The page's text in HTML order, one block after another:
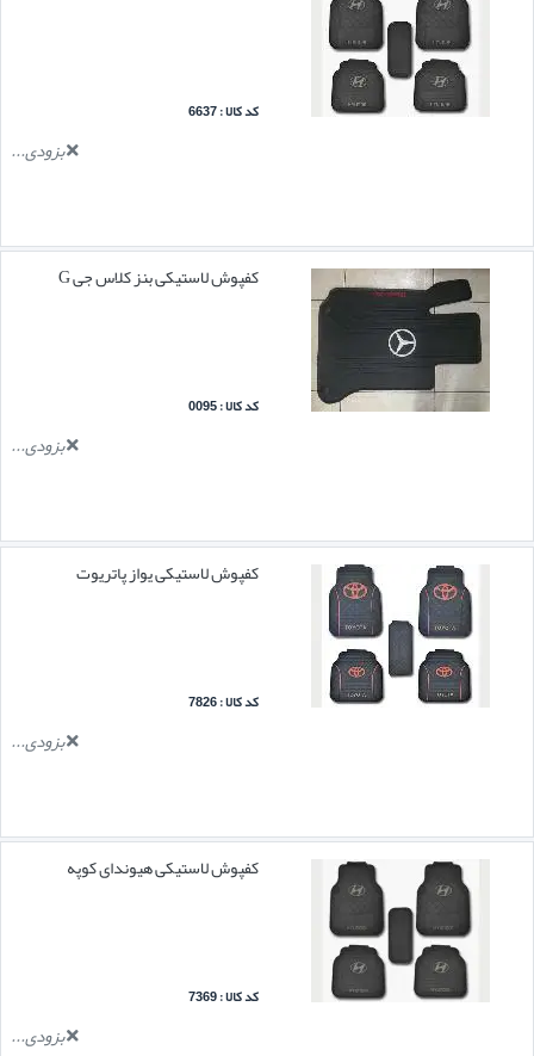
کد کالا : 6637
بزودی...
کفپوش لاستیکی بنز کلاس جی G
کد کالا : 0095
بزودی...
کفپوش لاستیکی یواز پاتریوت
کد کالا : 7826
بزودی...
کفپوش لاستیکی هیوندای کوپه
کد کالا : 7369
بزودی...